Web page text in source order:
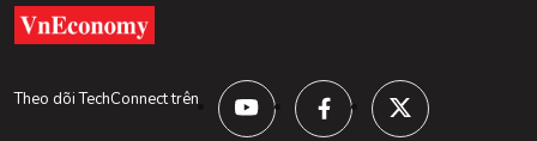
Theo dõi TechConnect trên